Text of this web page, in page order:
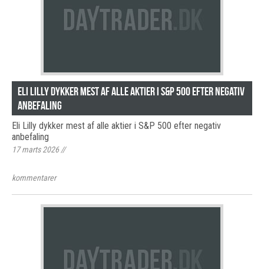
Eli Lilly dykker mest af alle aktier i S&P 500 efter negativ
anbefaling
Eli Lilly dykker mest af alle aktier i S&P 500 efter negativ
anbefaling
17 marts 2026//
kommentarer